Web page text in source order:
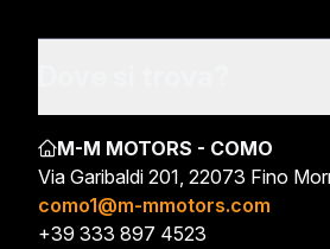
M-M MOTORS - COMO
Via Garibaldi 201, 22073 Fino
como1@m-mmotors.com
+39 333 897 4523